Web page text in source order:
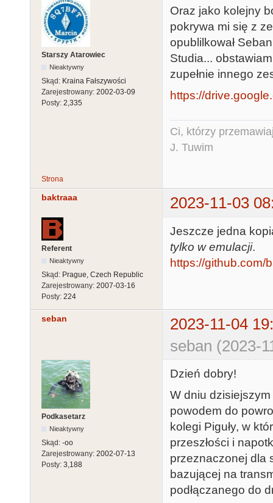
Starszy Atarowiec
Nieaktywny
Skąd: Kraina Fałszywości
Zarejestrowany: 2002-03-09
Posty: 2,335
Oraz jako kolejny
pokrywa mi się z
opublilkował
Studia...
zupełnie innego
https://
Ci, którzy
J. Tuwim
Strona
baktraaa 2023-11-03
Referent
Nieaktywny
Skąd: Prague, Czech Republic
Zarejestrowany: 2007-03-16
Posty: 224
Jeszcze jedna
tylko w emulacji.
https://github.com/
seban
2023-11-04
seban (2023-
Podkasetarz
Nieaktywny
Skąd: -oo
Zarejestrowany: 2002-07-13
Posty: 3,188
Dzień dobry!
W dniu
powodem do
kolegi Piguły, w
przeszłości i
przeznaczonej dla
bazującej na
podłączanego do